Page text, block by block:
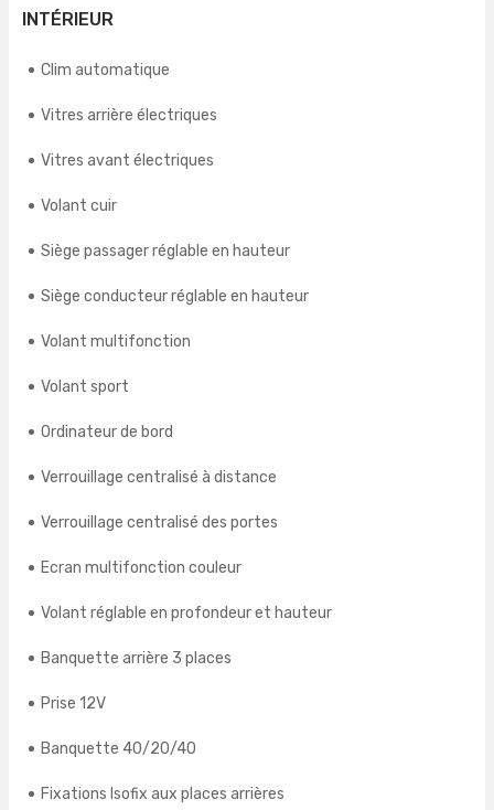
INTÉRIEUR
Clim automatique
Vitres arrière électriques
Vitres avant électriques
Volant cuir
Siège passager réglable en hauteur
Siège conducteur réglable en hauteur
Volant multifonction
Volant sport
Ordinateur de bord
Verrouillage centralisé à distance
Verrouillage centralisé des portes
Ecran multifonction couleur
Volant réglable en profondeur et hauteur
Banquette arrière 3 places
Prise 12V
Banquette 40/20/40
Fixations Isofix aux places arrières